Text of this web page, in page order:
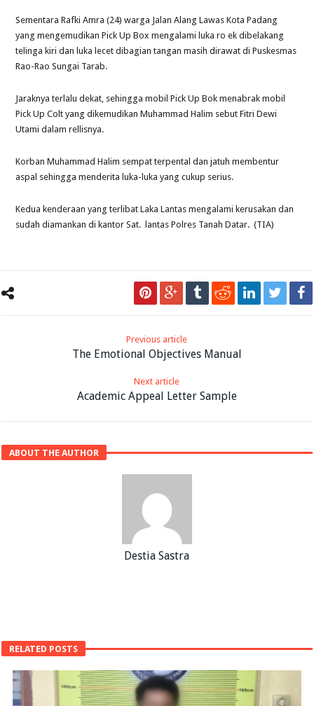
Sementara Rafki Amra (24) warga Jalan Alang Lawas Kota Padang
yang mengemudikan Pick Up Box mengalami luka ro ek dibelakang
telinga kiri dan luka lecet dibagian tangan masih dirawat di Puskesmas
Rao-Rao Sungai Tarab.
Jaraknya terlalu dekat, sehingga mobil Pick Up Bok menabrak mobil
Pick Up Colt yang dikemudikan Muhammad Halim sebut Fitri Dewi
Utami dalam rellisnya.
Korban Muhammad Halim sempat terpental dan jatuh membentur
aspal sehingga menderita luka-luka yang cukup serius.
Kedua kenderaan yang terlibat Laka Lantas mengalami kerusakan dan
sudah diamankan di kantor Sat. lantas Polres Tanah Datar. (TIA)
Previous article
The Emotional Objectives Manual
Next article
Academic Appeal Letter Sample
ABOUT THE AUTHOR
Destia Sastra
RELATED POSTS